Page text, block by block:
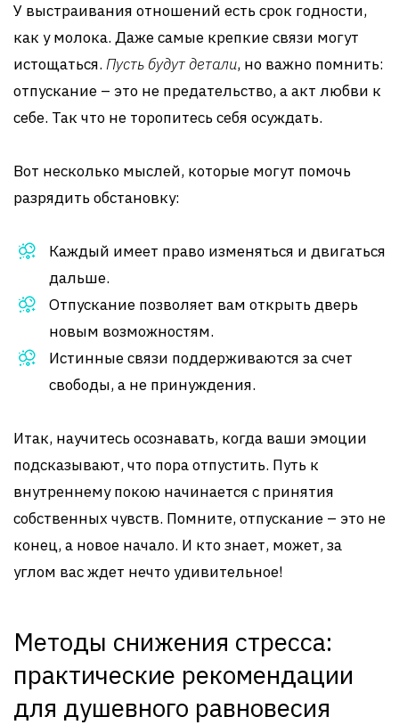
У выстраивания отношений есть срок годности,
как у молока. Даже самые крепкие связи могут
истощаться. Пусть будут детали, но важно помнить:
отпускание – это не предательство, а акт любви к
себе. Так что не торопитесь себя осуждать.
Вот несколько мыслей, которые могут помочь
разрядить обстановку:
Каждый имеет право изменяться и двигаться
дальше.
Отпускание позволяет вам открыть дверь
новым возможностям.
Истинные связи поддерживаются за счет
свободы, а не принуждения.
Итак, научитесь осознавать, когда ваши эмоции
подсказывают, что пора отпустить. Путь к
внутреннему покою начинается с принятия
собственных чувств. Помните, отпускание – это не
конец, а новое начало. И кто знает, может, за
углом вас ждет нечто удивительное!
Методы снижения стресса:
практические рекомендации
для душевного равновесия